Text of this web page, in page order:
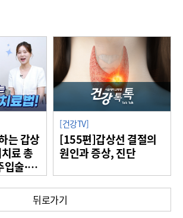
는 갑상
료 총
술·고
[건강TV]
[155편]갑상선 결절의
원인과 증상, 진단
뒤로가기